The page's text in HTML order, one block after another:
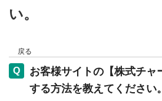
い。
戻る
お客様サイトの【株式チャ
する方法を教えてください。